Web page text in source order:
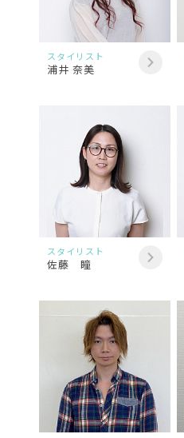
スタイリスト
浦井 奈美
スタイリスト
佐藤 瞳